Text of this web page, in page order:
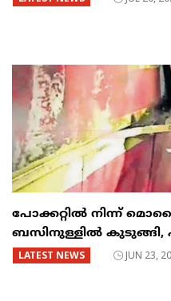
പോക്കറ്റിൽ നിന്ന്
ബസിനുള്ളിൽ കുടുങ്ങി,
LATEST NEWS JUN 23,